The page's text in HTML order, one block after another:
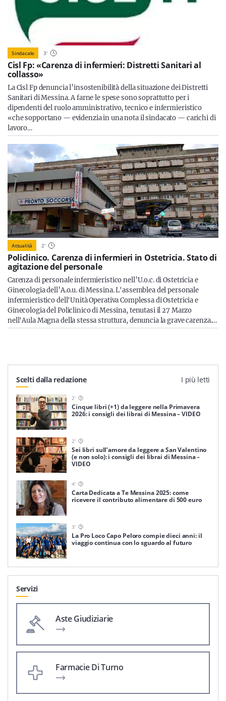
Sindacale 3'
Cisl Fp: «Carenza di infermieri: Distretti Sanitari al
collasso»
La Cisl Fp denuncia l’insostenibilità della situazione dei Distretti
Sanitari di Messina. A farne le spese sono soprattutto per i
dipendenti del ruolo amministrativo, tecnico e infermieristico
«che sopportano — evidenzia in una nota il sindacato — carichi di
lavoro…
Attualità 2'
Policlinico. Carenza di infermieri in Ostetricia. Stato di
agitazione del personale
Carenza di personale infermieristico nell’U.o.c. di Ostetricia e
Ginecologia dell’A.o.u. di Messina. L'assemblea del personale
infermieristico dell'Unità Operativa Complessa di Ostetricia e
Ginecologia del Policlinico di Messina, tenutasi il 27 Marzo
nell'Aula Magna della stessa struttura, denuncia la grave carenza.…
Scelti dalla redazione I più letti
2'
Cinque libri (+1) da leggere nella Primavera
2026: i consigli dei librai di Messina – VIDEO
2'
Sei libri sull’amore da leggere a San Valentino
(e non solo): i consigli dei librai di Messina –
VIDEO
4'
Carta Dedicata a Te Messina 2025: come
ricevere il contributo alimentare di 500 euro
3'
La Pro Loco Capo Peloro compie dieci anni: il
viaggio continua con lo sguardo al futuro
Servizi
Aste Giudiziarie
Farmacie Di Turno